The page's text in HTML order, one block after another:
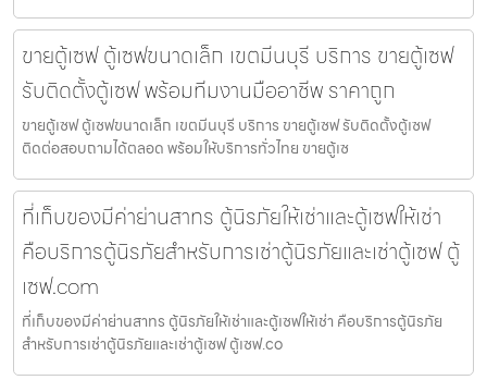
ขายตู้เซฟ ตู้เซฟขนาดเล็ก เขตมีนบุรี บริการ ขายตู้เซฟ
รับติดตั้งตู้เซฟ พร้อมทีมงานมืออาชีพ ราคาถูก
ขายตู้เซฟ ตู้เซฟขนาดเล็ก เขตมีนบุรี บริการ ขายตู้เซฟ รับติดตั้งตู้เซฟ
ติดต่อสอบถามได้ตลอด พร้อมให้บริการทั่วไทย ขายตู้เซ
ที่เก็บของมีค่าย่านสาทร ตู้นิรภัยให้เช่าและตู้เซฟให้เช่า
คือบริการตู้นิรภัยสำหรับการเช่าตู้นิรภัยและเช่าตู้เซฟ ตู้
เซฟ.com
ที่เก็บของมีค่าย่านสาทร ตู้นิรภัยให้เช่าและตู้เซฟให้เช่า คือบริการตู้นิรภัย
สำหรับการเช่าตู้นิรภัยและเช่าตู้เซฟ ตู้เซฟ.co